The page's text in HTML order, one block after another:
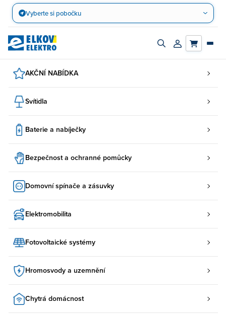
Přejít
obsah
Vyberte si pobočku
Zapnout/vypnout
Přihlásit/
AKČNÍ NABÍDKA
Svítidla
Baterie a nabíječky
Bezpečnost a ochranné pomůcky
Domovní spínače a zásuvky
Elektromobilita
Fotovoltaické systémy
Hromosvody a uzemnění
Chytrá domácnost